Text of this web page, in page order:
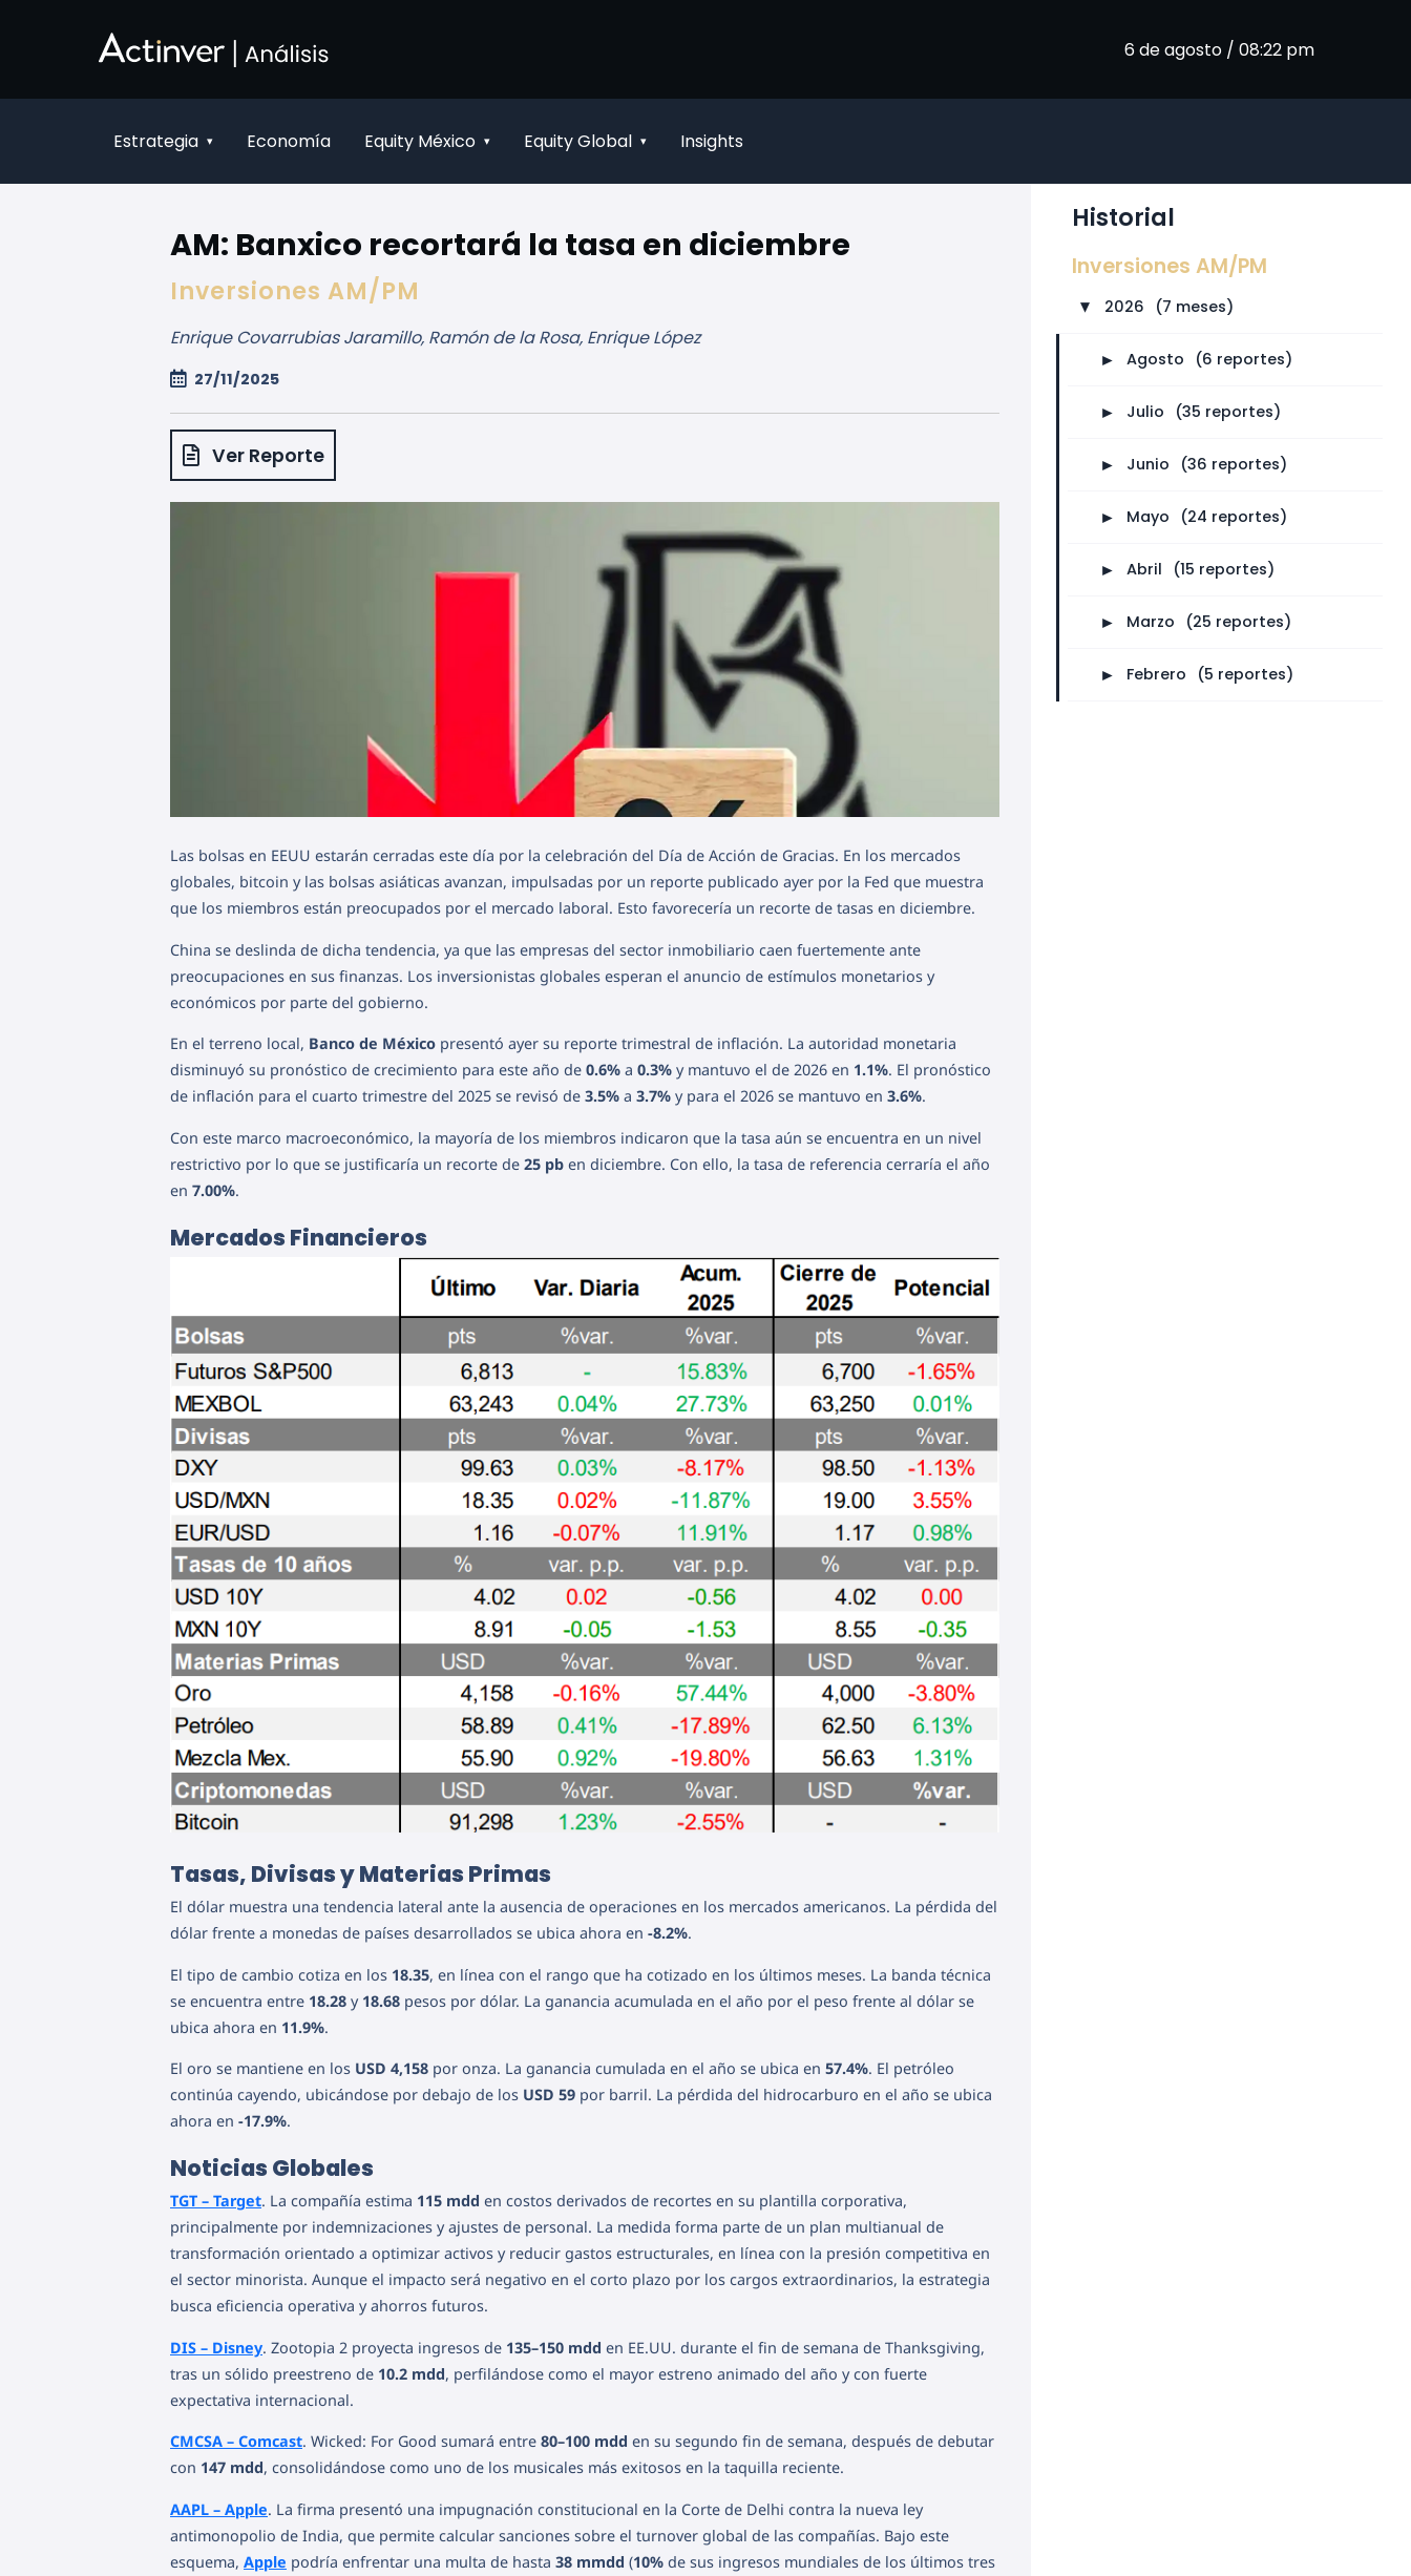
6 de agosto / 08:22 pm
Estrategia ▾ Economía Equity México ▾ Equity Global ▾ Insights
AM: Banxico recortará la tasa en diciembre
Inversiones AM/PM
Enrique Covarrubias Jaramillo, Ramón de la Rosa, Enrique López
27/11/2025
Ver Reporte
Las bolsas en EEUU estarán cerradas este día por la celebración del Día de Acción de Gracias. En los mercados
globales, bitcoin y las bolsas asiáticas avanzan, impulsadas por un reporte publicado ayer por la Fed que muestra
que los miembros están preocupados por el mercado laboral. Esto favorecería un recorte de tasas en diciembre.
China se deslinda de dicha tendencia, ya que las empresas del sector inmobiliario caen fuertemente ante
preocupaciones en sus finanzas. Los inversionistas globales esperan el anuncio de estímulos monetarios y
económicos por parte del gobierno.
En el terreno local, Banco de México presentó ayer su reporte trimestral de inflación. La autoridad monetaria
disminuyó su pronóstico de crecimiento para este año de 0.6% a 0.3% y mantuvo el de 2026 en 1.1%. El pronóstico
de inflación para el cuarto trimestre del 2025 se revisó de 3.5% a 3.7% y para el 2026 se mantuvo en 3.6%.
Con este marco macroeconómico, la mayoría de los miembros indicaron que la tasa aún se encuentra en un nivel
restrictivo por lo que se justificaría un recorte de 25 pb en diciembre. Con ello, la tasa de referencia cerraría el año
en 7.00%.
Mercados Financieros
Tasas, Divisas y Materias Primas
El dólar muestra una tendencia lateral ante la ausencia de operaciones en los mercados americanos. La pérdida del
dólar frente a monedas de países desarrollados se ubica ahora en -8.2%.
El tipo de cambio cotiza en los 18.35, en línea con el rango que ha cotizado en los últimos meses. La banda técnica
se encuentra entre 18.28 y 18.68 pesos por dólar. La ganancia acumulada en el año por el peso frente al dólar se
ubica ahora en 11.9%.
El oro se mantiene en los USD 4,158 por onza. La ganancia cumulada en el año se ubica en 57.4%. El petróleo
continúa cayendo, ubicándose por debajo de los USD 59 por barril. La pérdida del hidrocarburo en el año se ubica
ahora en -17.9%.
Noticias Globales
TGT – Target. La compañía estima 115 mdd en costos derivados de recortes en su plantilla corporativa,
principalmente por indemnizaciones y ajustes de personal. La medida forma parte de un plan multianual de
transformación orientado a optimizar activos y reducir gastos estructurales, en línea con la presión competitiva en
el sector minorista. Aunque el impacto será negativo en el corto plazo por los cargos extraordinarios, la estrategia
busca eficiencia operativa y ahorros futuros.
DIS – Disney. Zootopia 2 proyecta ingresos de 135–150 mdd en EE.UU. durante el fin de semana de Thanksgiving,
tras un sólido preestreno de 10.2 mdd, perfilándose como el mayor estreno animado del año y con fuerte
expectativa internacional.
CMCSA – Comcast. Wicked: For Good sumará entre 80–100 mdd en su segundo fin de semana, después de debutar
con 147 mdd, consolidándose como uno de los musicales más exitosos en la taquilla reciente.
AAPL – Apple. La firma presentó una impugnación constitucional en la Corte de Delhi contra la nueva ley
antimonopolio de India, que permite calcular sanciones sobre el turnover global de las compañías. Bajo este
esquema, Apple podría enfrentar una multa de hasta 38 mmdd (10% de sus ingresos mundiales de los últimos tres
Historial
Inversiones AM/PM
► 2026 (7 meses)
► Agosto (6 reportes)
► Julio (35 reportes)
► Junio (36 reportes)
► Mayo (24 reportes)
► Abril (15 reportes)
► Marzo (25 reportes)
► Febrero (5 reportes)